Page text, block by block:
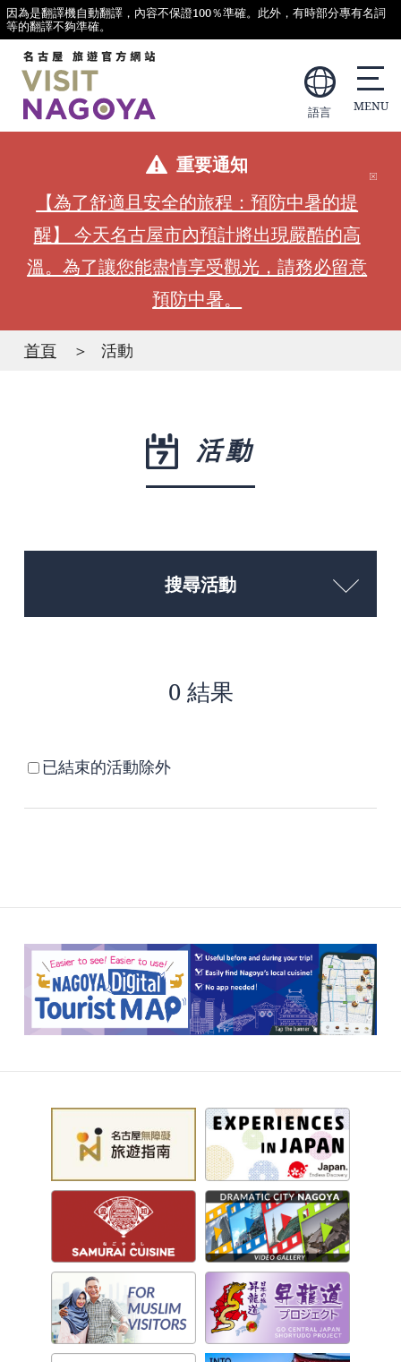
因為是翻譯機自動翻譯，內容不保證100％準確。此外，有時部分專有名詞
等的翻譯不夠準確。
語言
重要通知
【為了舒適且安全的旅程：預防中暑的提
醒】 今天名古屋市內預計將出現嚴酷的高
溫。為了讓您能盡情享受觀光，請務必留意
預防中暑。
首頁 活動
活動
搜尋活動
0 結果
已結束的活動除外